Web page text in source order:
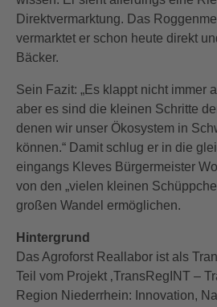
Direktvermarktung. Das
vermarktet er schon heute direkt
Bäcker.
Sein Fazit: „Es klappt nicht immer
aber es sind die kleinen Schritte
denen wir unser Ökosystem in
können.“ Damit schlug er in die
eingangs Kleves Bürgermeister
von den „vielen kleinen
großen Wandel ermöglichen.
Hintergrund
Das Agroforst Reallabor ist als
Teil vom Projekt ‚TransRegINT –
Region Niederrhein: Innovation,